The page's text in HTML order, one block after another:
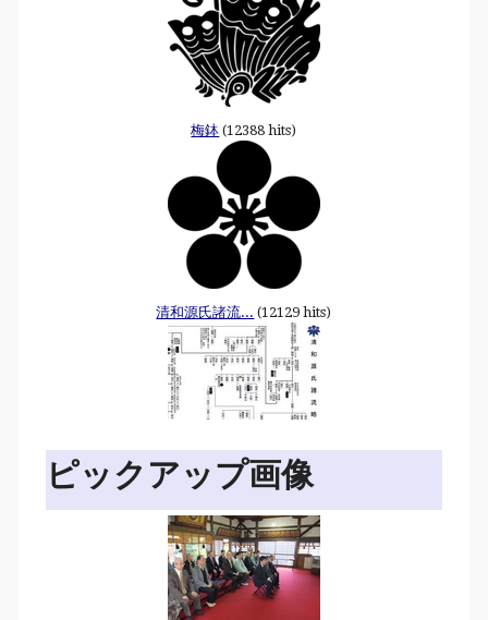
梅鉢 (12388 hits)
清和源氏諸流... (12129 hits)
ピックアップ画像